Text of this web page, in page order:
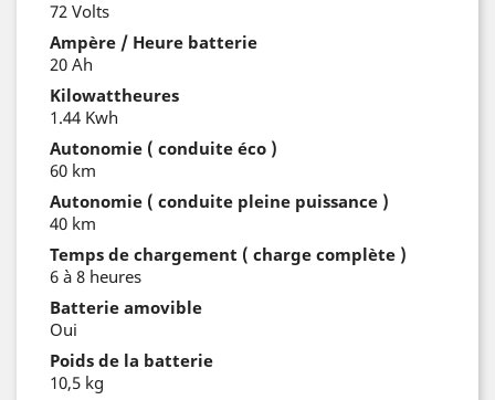
72 Volts
Ampère / Heure batterie
20 Ah
Kilowattheures
1.44 Kwh
Autonomie ( conduite éco )
60 km
Autonomie ( conduite pleine puissance )
40 km
Temps de chargement ( charge complète )
6 à 8 heures
Batterie amovible
Oui
Poids de la batterie
10,5 kg